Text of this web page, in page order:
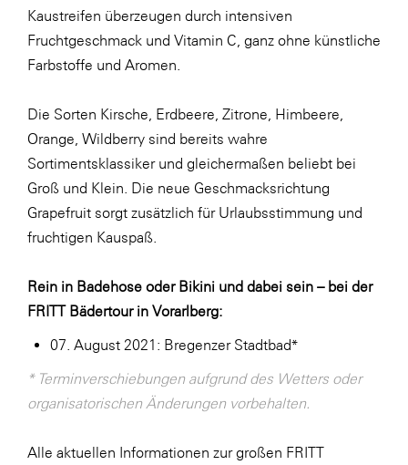
Kaustreifen überzeugen durch intensiven
Fruchtgeschmack und Vitamin C, ganz ohne künstliche
Farbstoffe und Aromen.
Die Sorten Kirsche, Erdbeere, Zitrone, Himbeere,
Orange, Wildberry sind bereits wahre
Sortimentsklassiker und gleichermaßen beliebt bei
Groß und Klein. Die neue Geschmacksrichtung
Grapefruit sorgt zusätzlich für Urlaubsstimmung und
fruchtigen Kauspaß.
Rein in Badehose oder Bikini und dabei sein – bei der
FRITT Bädertour in Vorarlberg:
07. August 2021: Bregenzer Stadtbad*
* Terminverschiebungen aufgrund des Wetters oder
organisatorischen Änderungen vorbehalten.
Alle aktuellen Informationen zur großen FRITT